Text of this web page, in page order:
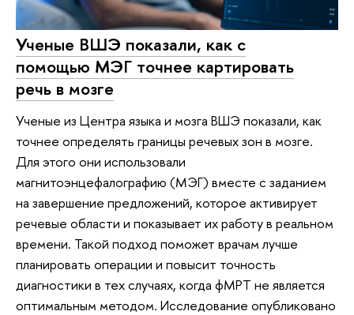
Ученые ВШЭ показали, как с
помощью МЭГ точнее картировать
речь в мозге
Ученые из Центра языка и мозга ВШЭ показали, как
точнее определять границы речевых зон в мозге.
Для этого они использовали
магнитоэнцефалографию (МЭГ) вместе с заданием
на завершение предложений, которое активирует
речевые области и показывает их работу в реальном
времени. Такой подход поможет врачам лучше
планировать операции и повысит точность
диагностики в тех случаях, когда фМРТ не является
оптимальным методом. Исследование опубликовано